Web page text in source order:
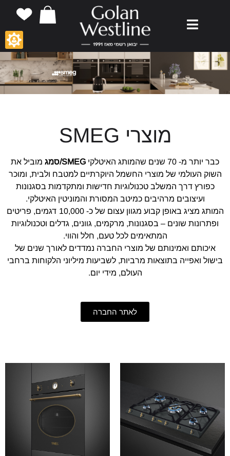
לחץ
אנטר
לעבור
מוצרי SMEG
כבר יותר מ- 70 שנים שהמותג האיטלקי SMEG/סמג
מוביל את
השוק העולמי של מוצרי החשמל היוקרתיים למטבח ולבית, ומוכר
כפורץ דרך המשלב טכנולוגיות חדישות ומתקדמות בסגנונות
ועיצובים מרהיבים כמיטב המסורת והמוניטין האיטלקי.
המותג מציג באופן קבוע מגוון עצום של כ- 10,000 דגמים, פריטים
ופתרונות שונים – בסגנונות, מרקמים, גוונים, גדלים וטכנולוגיות
המתאימים לכל טעם, חלל והווי.
איכותם ואמינותם של מוצרי החברה נמדדים לאורך שנים של
בישול ואפייה בתוצאות מרביות, לשביעות מיליוני הלקוחות ברחבי
העולם, מידי יום.
לאתר החברה